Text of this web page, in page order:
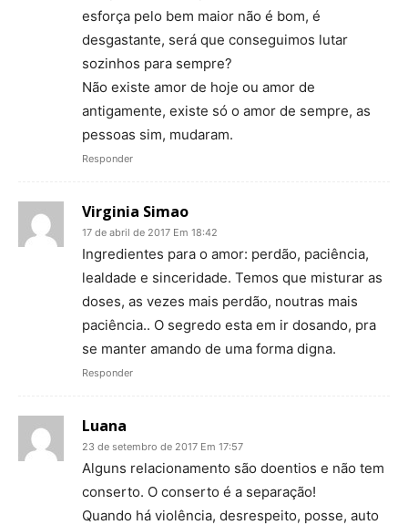
esforça pelo bem maior não é bom, é
desgastante, será que conseguimos lutar
sozinhos para sempre?
Não existe amor de hoje ou amor de
antigamente, existe só o amor de sempre, as
pessoas sim, mudaram.
Responder
Virginia Simao
17 de abril de 2017 Em 18:42
Ingredientes para o amor: perdão, paciência,
lealdade e sinceridade. Temos que misturar as
doses, as vezes mais perdão, noutras mais
paciência.. O segredo esta em ir dosando, pra
se manter amando de uma forma digna.
Responder
Luana
23 de setembro de 2017 Em 17:57
Alguns relacionamento são doentios e não tem
conserto. O conserto é a separação!
Quando há violência, desrespeito, posse, auto